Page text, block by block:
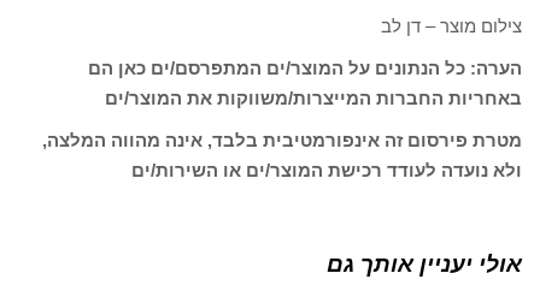
צילום מוצר – דן לב
הערה: כל הנתונים על המוצר/ים המתפרסם/ים כאן הם
באחריות החברות המייצרות/משווקות את המוצר/ים
מטרת פירסום זה אינפורמטיבית בלבד, אינה מהווה המלצה,
ולא נועדה לעודד רכישת המוצר/ים או השירות/ים
אולי יעניין אותך גם